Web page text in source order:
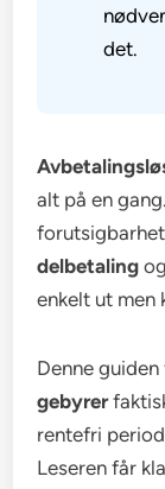
det.
alt på en
delbetaling og
enkelt ut men
Denne
gebyrer
rentefri
Leseren får